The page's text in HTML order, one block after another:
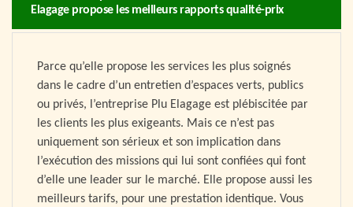
Elagage propose les meilleurs rapports qualité-prix
Parce qu’elle propose les services les plus soignés
dans le cadre d’un entretien d’espaces verts, publics
ou privés, l’entreprise Plu Elagage est plébiscitée par
les clients les plus exigeants. Mais ce n’est pas
uniquement son sérieux et son implication dans
l’exécution des missions qui lui sont confiées qui font
d’elle une leader sur le marché. Elle propose aussi les
meilleurs tarifs, pour une prestation identique. Vous